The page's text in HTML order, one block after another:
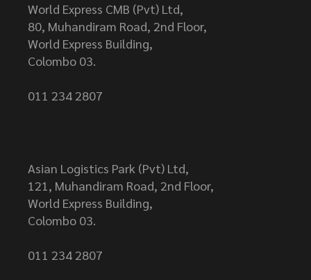
World Express CMB (Pvt) Ltd,
80, Muhandiram Road, 2nd Floor,
World Express Building,
Colombo 03.
011 234 2807
Asian Logistics Park (Pvt) Ltd,
121, Muhandiram Road, 2nd Floor,
World Express Building,
Colombo 03.
011 234 2807